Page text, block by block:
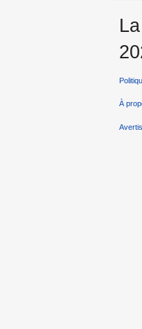
À